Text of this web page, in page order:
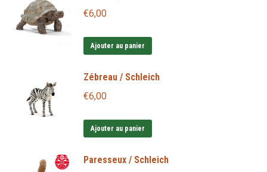
€6,00
Ajouter au panier
Zébreau / Schleich
€6,00
Ajouter au panier
Paresseux / Schleich